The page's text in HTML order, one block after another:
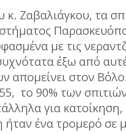
Ζαβαλιάγκου, τα
με τις
έξω από
απομείνει στον
το 90% των
για
ένα τρομερό σε